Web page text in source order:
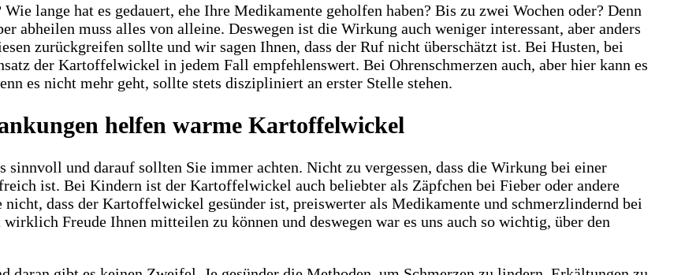
lange hat es gedauert, ehe Ihre Medikamente geholfen haben? Bis zu zwei Wochen oder? Denn
abheilen muss alles von alleine. Deswegen ist die Wirkung auch weniger interessant, aber anders
zurückgreifen sollte und wir sagen Ihnen, dass der Ruf nicht überschätzt ist. Bei Husten, bei
der Kartoffelwickel in jedem Fall empfehlenswert. Bei Ohrenschmerzen auch, aber hier kann es
es nicht mehr geht, sollte stets diszipliniert an erster Stelle stehen.
helfen warme Kartoffelwickel
und darauf sollten Sie immer achten. Nicht zu vergessen, dass die Wirkung bei einer
ist. Bei Kindern ist der Kartoffelwickel auch beliebter als Zäpfchen bei Fieber oder andere
dass der Kartoffelwickel gesünder ist, preiswerter als Medikamente und schmerzlindernd bei
Freude Ihnen mitteilen zu können und deswegen war es uns auch so wichtig, über den